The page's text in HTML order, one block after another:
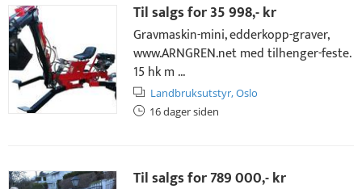
Til salgs for35 998,- kr
Gravmaskin-mini, edderkopp-graver,
www.ARNGREN.net med tilhenger-feste.
15 hk m ...
Landbruksutstyr,Oslo
16 dager siden
Til salgs for789 000,- kr